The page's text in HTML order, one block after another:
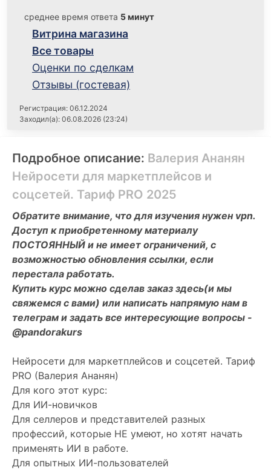
среднее время ответа 5 минут
Витрина магазина
Все товары
Оценки по сделкам
Отзывы (гостевая)
Регистрация: 06.12.2024
Заходил(а): 06.08.2026 (23:24)
Подробное описание: Валерия Ананян
Нейросети для маркетплейсов и
соцсетей. Тариф PRO 2025
Обратите внимание, что для изучения нужен vpn.
Доступ к приобретенному материалу
ПОСТОЯННЫЙ и не имеет ограничений, с
возможностью обновления ссылки, если
перестала работать.
Купить курс можно сделав заказ здесь(и мы
свяжемся с вами) или написать напрямую нам в
телеграм и задать все интересующие вопросы -
@pandorakurs
Нейросети для маркетплейсов и соцсетей. Тариф
PRO (Валерия Ананян)
Для кого этот курс:
Для ИИ-новичков
Для селлеров и представителей разных
профессий, которые НЕ умеют, но хотят начать
применять ИИ в работе.
Для опытных ИИ-пользователей